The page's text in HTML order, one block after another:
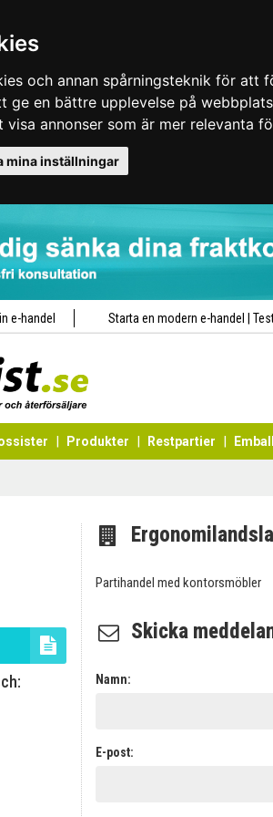
och annan spårningsteknik för
ge en bättre upplevelse på
visa annonser som är mer relevanta
mina inställningar
e-handel Starta en modern e-handel |
Produkter Restpartier
Partihandel med kontorsmöbler
Skicka
Namn:
E-post: